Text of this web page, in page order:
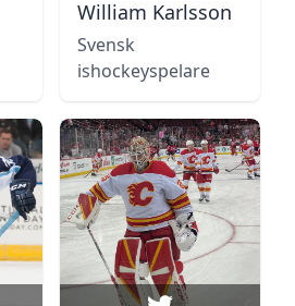
William Karlsson
Svensk
ishockeyspelare